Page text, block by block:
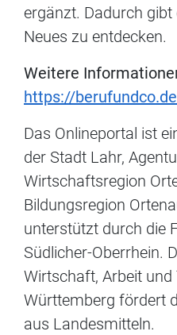
ergänzt. Dadurch
Neues zu entdecken.
Weitere
https://
Das Onlineportal ist
der Stadt Lahr,
Wirtschaftsregion
Bildungsregion
unterstützt durch die
Südlicher-Oberrhein.
Wirtschaft, Arbeit
Württemberg fördert
aus Landesmitteln.